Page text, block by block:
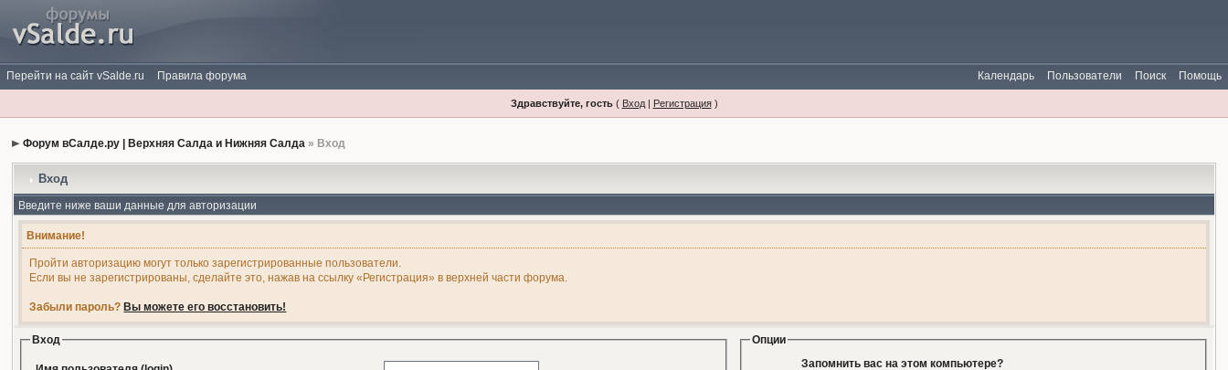
Перейти на сайт vSalde.ru Правила форума Помощь
Поиск
Пользователи
Календарь
Здравствуйте, гость( Вход| Регистрация)
Форум вСалде.ру | Верхняя Салда и Нижняя Салда » Вход
Вход
Введите ниже ваши данные для авторизации
Внимание!
Пройти авторизацию могут только зарегистрированные пользователи.
Если вы не зарегистрированы, сделайте это, нажав на ссылку «Регистрация» в верхней части форума.
Забыли пароль? Вы можете его восстановить!
Вход
Опции
Запомнить вас на этом компьютере?